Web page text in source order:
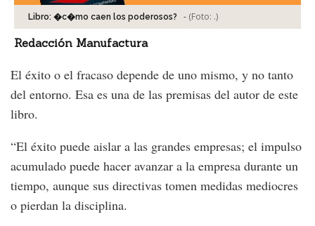
Libro: �c�mo caen los poderosos? - (Foto: .)
Redacción Manufactura
El éxito o el fracaso depende de uno mismo, y no tanto
del entorno. Esa es una de las premisas del autor de este
libro.
“El éxito puede aislar a las grandes empresas; el impulso
acumulado puede hacer avanzar a la empresa durante un
tiempo, aunque sus directivas tomen medidas mediocres
o pierdan la disciplina.